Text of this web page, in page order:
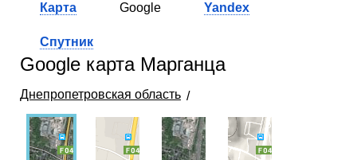
Карта Google Yandex
Спутник
Google карта Марганца
Днепропетровская область